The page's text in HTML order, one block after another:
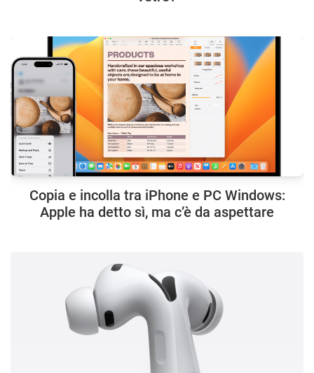
Copia e incolla tra iPhone e PC Windows:
Apple ha detto sì, ma c’è da aspettare